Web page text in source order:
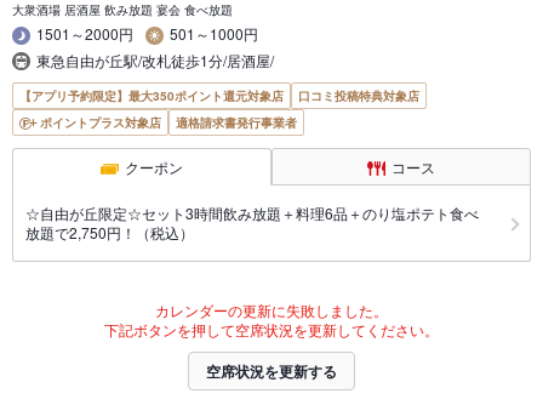
大衆酒場 居酒屋 飲み放題 宴会 食べ放題
1501～2000円
501～1000円
東急自由が丘駅/改札徒歩1分/居酒屋/
【アプリ予約限定】最大350ポイント還元対象店
口コミ投稿特典対象店
ポイントプラス対象店
適格請求書発行事業者
クーポン コース
☆自由が丘限定☆セット3時間飲み放題＋料理6品＋のり塩ポテト食べ
放題で2,750円！（税込）
カレンダーの更新に失敗しました。
下記ボタンを押して空席状況を更新してください。
空席状況を更新する